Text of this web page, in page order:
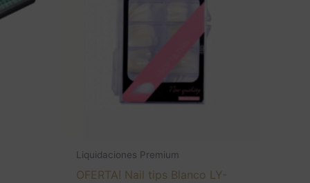
Liquidaciones Premium
OFERTA! Nail tips Blanco LY-